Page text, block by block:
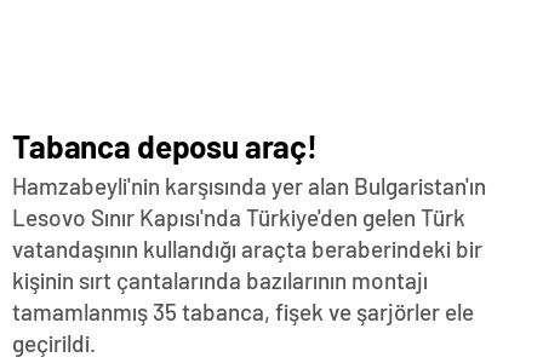
Tabanca deposu araç!
Hamzabeyli'nin karşısında yer alan Bulgaristan'ın
Lesovo Sınır Kapısı'nda Türkiye'den gelen Türk
vatandaşının kullandığı araçta beraberindeki bir
kişinin sırt çantalarında bazılarının montajı
tamamlanmış 35 tabanca, fişek ve şarjörler ele
geçirildi.